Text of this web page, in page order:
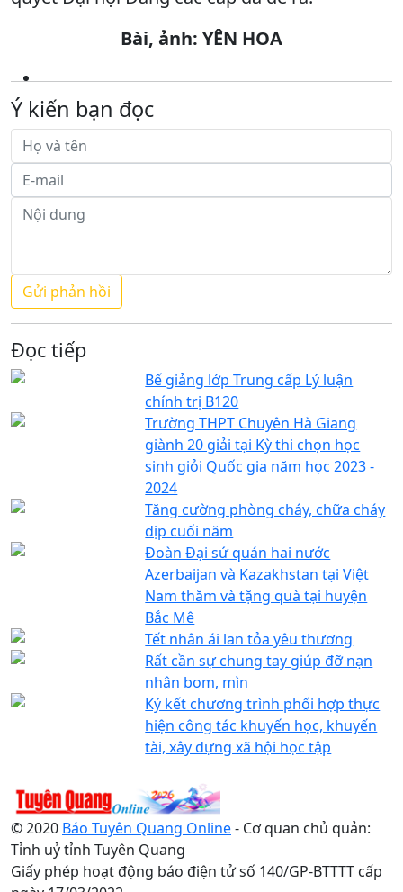
Bài, ảnh: YÊN HOA
Ý kiến bạn đọc
Đọc tiếp
Bế giảng lớp Trung cấp Lý luận
chính trị B120
Trường THPT Chuyên Hà Giang
giành 20 giải tại Kỳ thi chọn học
sinh giỏi Quốc gia năm học 2023 -
2024
Tăng cường phòng cháy, chữa cháy
dịp cuối năm
Đoàn Đại sứ quán hai nước
Azerbaijan và Kazakhstan tại Việt
Nam thăm và tặng quà tại huyện
Bắc Mê
Tết nhân ái lan tỏa yêu thương
Rất cần sự chung tay giúp đỡ nạn
nhân bom, mìn
Ký kết chương trình phối hợp thực
hiện công tác khuyến học, khuyến
tài, xây dựng xã hội học tập
© 2020 Báo Tuyên Quang Online- Cơ quan chủ quản:
Tỉnh uỷ tỉnh Tuyên Quang
Giấy phép hoạt động báo điện tử số 140/GP-BTTTT cấp